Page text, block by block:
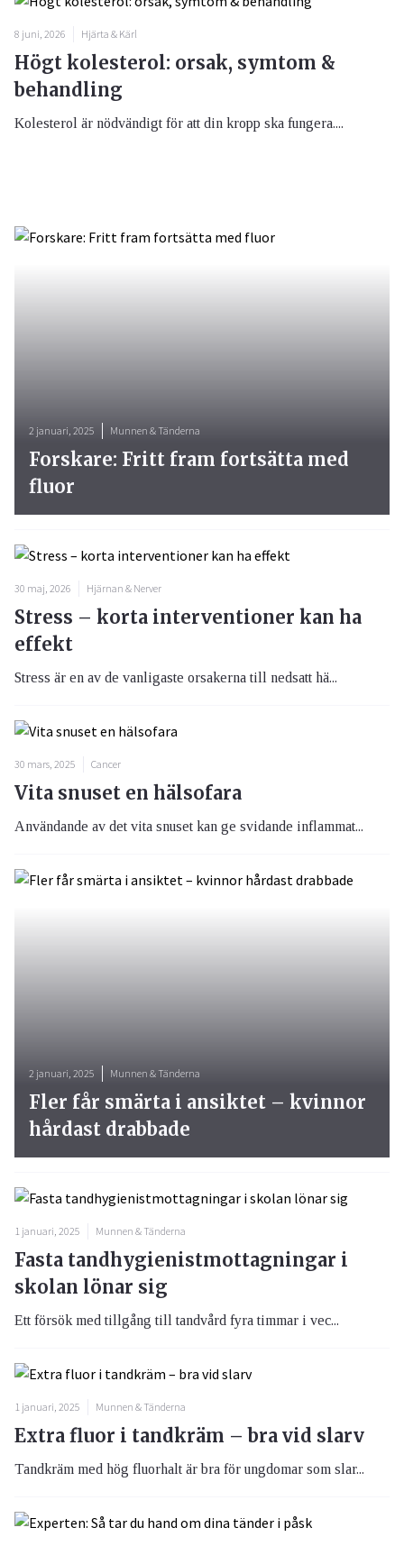
8 juni, 2026 Hjärta & Kärl
Högt kolesterol: orsak, symtom &
behandling
Kolesterol är nödvändigt för att din kropp ska fungera....
30 maj, 2026 Hjärnan & Nerver
Stress – korta interventioner kan ha
effekt
Stress är en av de vanligaste orsakerna till nedsatt hä...
30 mars, 2025 Cancer
Vita snuset en hälsofara
Användande av det vita snuset kan ge svidande inflammat...
2 januari, 2025 Munnen & Tänderna
Forskare: Fritt fram fortsätta med
fluor
2 januari, 2025 Munnen & Tänderna
Fler får smärta i ansiktet – kvinnor
hårdast drabbade
1 januari, 2025 Munnen & Tänderna
Fasta tandhygienistmottagningar i
skolan lönar sig
Ett försök med tillgång till tandvård fyra timmar i vec...
1 januari, 2025 Munnen & Tänderna
Extra fluor i tandkräm – bra vid slarv
Tandkräm med hög fluorhalt är bra för ungdomar som slar...